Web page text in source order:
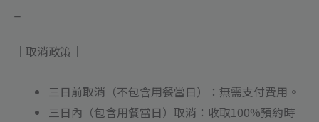
｜取消政策｜
三日前取消（不包含用餐當日）：無需支付費用。
三日內（包含用餐當日）取消：收取100%預約時